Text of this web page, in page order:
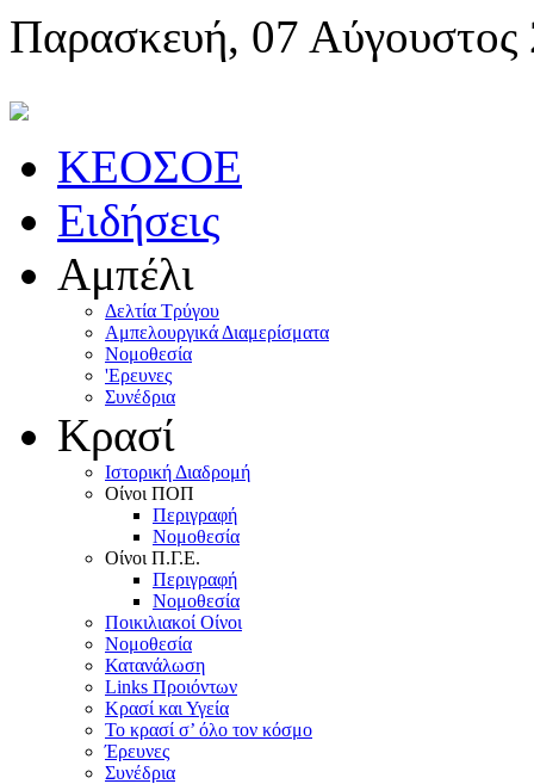
Παρασκευή, 07 Αύγουστος
KEOΣOE
Ειδήσεις
Αμπέλι
Δελτία Τρύγου
Αμπελουργικά Διαμερίσματα
Nομοθεσία
'Eρευνες
Συνέδρια
Κρασί
Iστορική Διαδρομή
Oίνοι ΠOΠ
Περιγραφή
Nομοθεσία
Oίνοι Π.Γ.E.
Περιγραφή
Νομοθεσία
Ποικιλιακοί Oίνοι
Nομοθεσία
Κατανάλωση
Links Προιόντων
Κρασί και Υγεία
To κρασί σ’ όλο τον κόσμο
Έρευνες
Συνέδρια